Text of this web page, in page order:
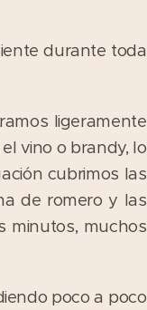
durante toda
ligeramente
vino o brandy, lo
cubrimos las
de romero y las
minutos, muchos
poco a poco